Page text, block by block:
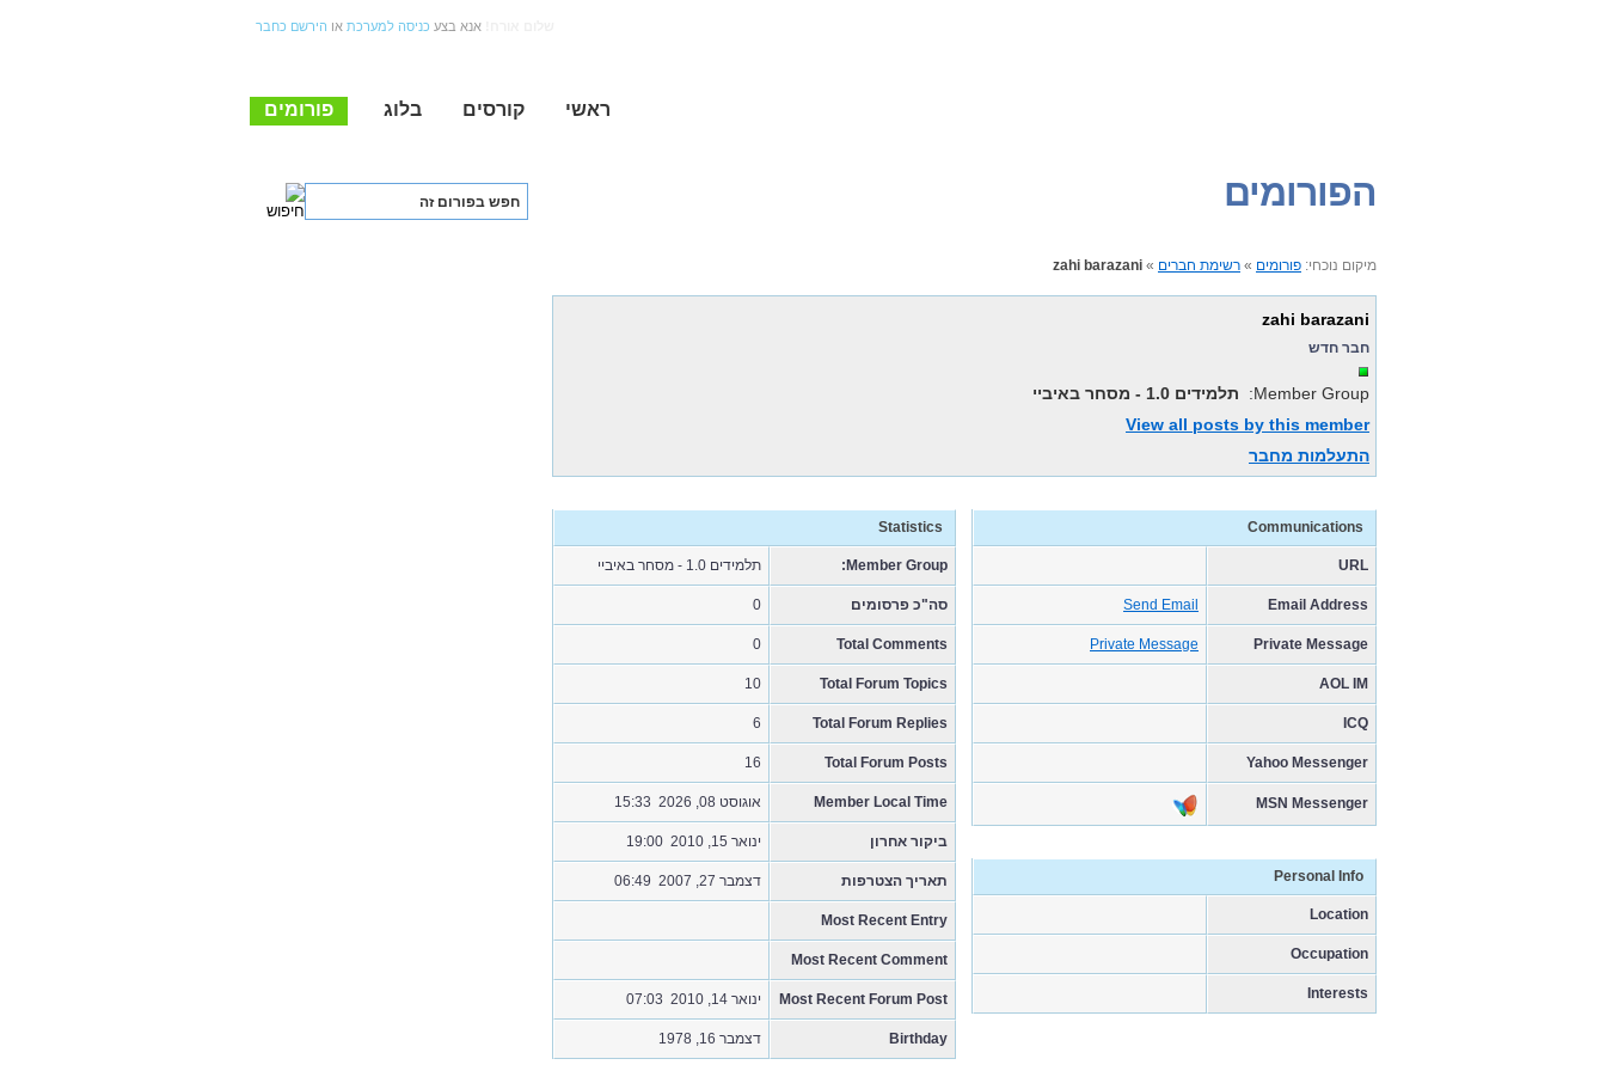
אנא בצע כניסה למערכת או הירשם כחבר
פורומים בלוג קורסים ראשי
הפורומים
מיקום נוכחי: פורומים » רשימת חברים »
zahi barazani
zahi barazani
חבר חדש
Member Group:
תלמידים 1.0 - מסחר באיביי
View all posts by this member
התעלמות מחבר
Communications
URL
Email Address
Send Email
Private Message
Private Message
AOL IM
ICQ
Yahoo Messenger
MSN Messenger
Personal Info
Location
Occupation
Interests
Statistics
Member Group: תלמידים 1.0 - מסחר באיביי
סה"כ פרסומים 0
Total Comments
0
Total Forum Topics
10
Total Forum Replies
6
Total Forum Posts
16
Member Local Time אוגוסט 08, 2026 15:33
ביקור אחרון ינואר 15, 2010 19:00
תאריך הצטרפות דצמבר 27, 2007 06:49
Most Recent Entry
Most Recent Comment
Most Recent Forum Post ינואר 14, 2010 07:03
Birthday דצמבר 16, 1978